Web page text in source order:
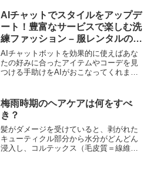
提案するオーダーメイド型紹介システ
ム。
AIチャットでスタイルをアップデ
ート！豊富なサービスで楽しむ洗
練ファッション – 服レンタルの魅
力
AIチャットボットを効果的に使えばあな
たの好みに合ったアイテムやコーデを見
つける手助けをAIがおこなってくれま
梅雨時期のヘアケアは何をすべ
き？
髪がダメージを受けていると、剥がれた
キューティクル部分から水分がどんどん
浸入し、コルテックス（毛皮質＝線維状